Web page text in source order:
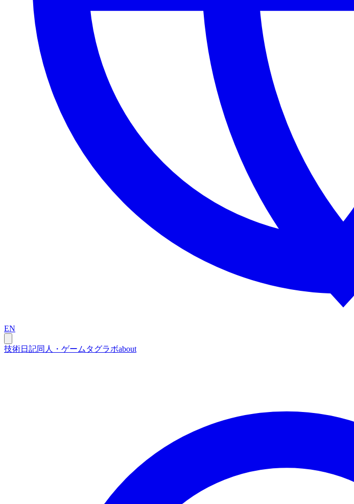
EN
技術日記同人・ゲーム タグラボabout